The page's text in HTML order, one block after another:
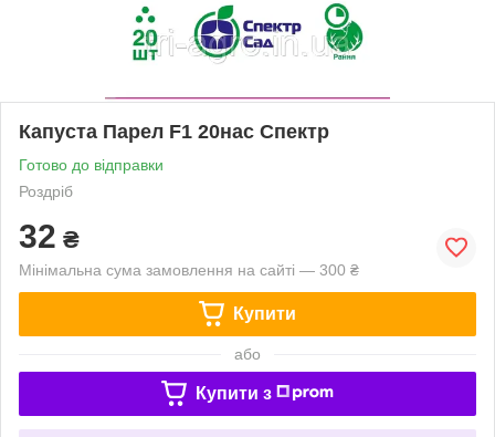
Капуста Парел F1 20нас Спектр
Готово до відправки
Роздріб
32 ₴
Мінімальна сума замовлення на сайті — 300 ₴
Купити
або
Купити з